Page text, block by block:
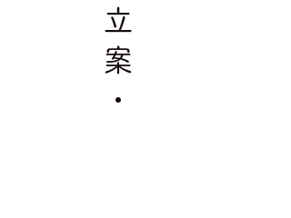
立
案
・